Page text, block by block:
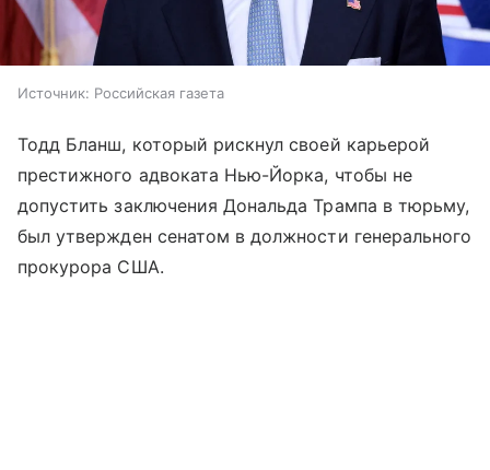
Источник: Российская газета
Тодд Бланш, который рискнул своей карьерой
престижного адвоката Нью-Йорка, чтобы не
допустить заключения Дональда Трампа в тюрьму,
был утвержден сенатом в должности генерального
прокурора США.